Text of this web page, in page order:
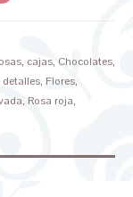
, cajas, Chocolates,
detalles, Flores,
, Rosa roja,